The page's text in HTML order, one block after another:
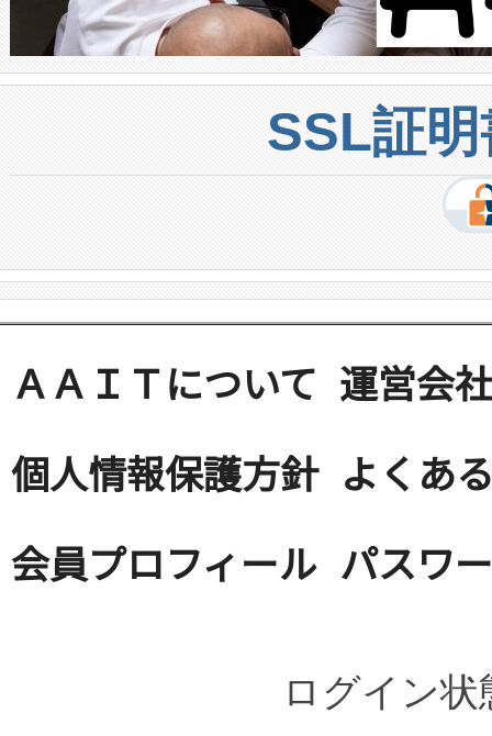
SSL証
ＡＡＩＴについて 運営会社
個人情報保護方針 よくあ
会員プロフィール パスワ
ログイン